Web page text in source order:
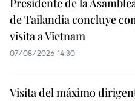
Presidente de la
de Tailandia concluye
visita a Vietnam
07/08/2026 14:30
Visita del máximo